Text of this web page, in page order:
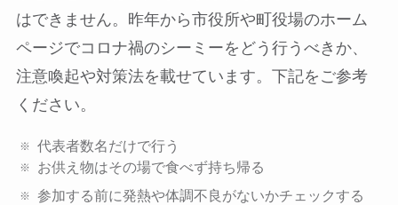
はできません。昨年から市役所や町役場のホーム
ページでコロナ禍のシーミーをどう行うべきか、
注意喚起や対策法を載せています。下記をご参考
ください。
代表者数名だけで行う
お供え物はその場で食べず持ち帰る
参加する前に発熱や体調不良がないかチェックする